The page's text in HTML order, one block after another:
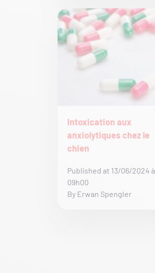
Intoxication aux
anxiolytiques chez le
chien
Published at 13/06/2024 à
09h00
By Erwan Spengler